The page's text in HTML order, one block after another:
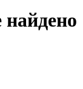
найдено